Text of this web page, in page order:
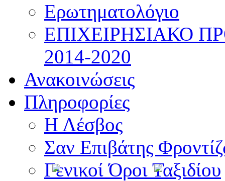
Ερωτηματολόγιο
ΕΠΙΧΕΙΡΗΣΙΑΚΟ
2014-2020
Ανακοινώσεις
Πληροφορίες
Η Λέσβος
Σαν Επιβάτης
Γενικοί Όροι Ταξιδίου